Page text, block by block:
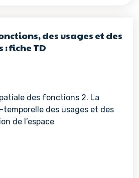
des usages et des
fiche TD
des fonctions 2. La
des usages et des
de l’espace